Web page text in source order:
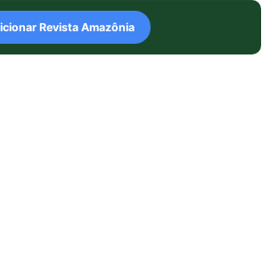
Revista Amazônia